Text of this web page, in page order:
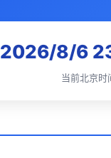
2026/8/6
当前北京时